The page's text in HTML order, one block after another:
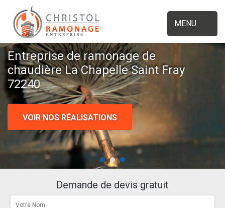
MENU
Entreprise de ramonage de
chaudière La Chapelle Saint Fray
72240
VOIR NOS RÉALISATIONS
Demande de devis gratuit